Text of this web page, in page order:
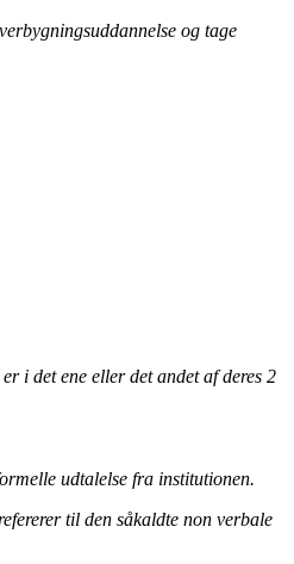
og tage
i det ene eller det andet af deres 2
udtalelse fra institutionen.
til den såkaldte non verbale